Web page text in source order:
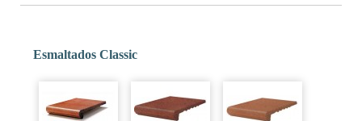
Esmaltados Classic